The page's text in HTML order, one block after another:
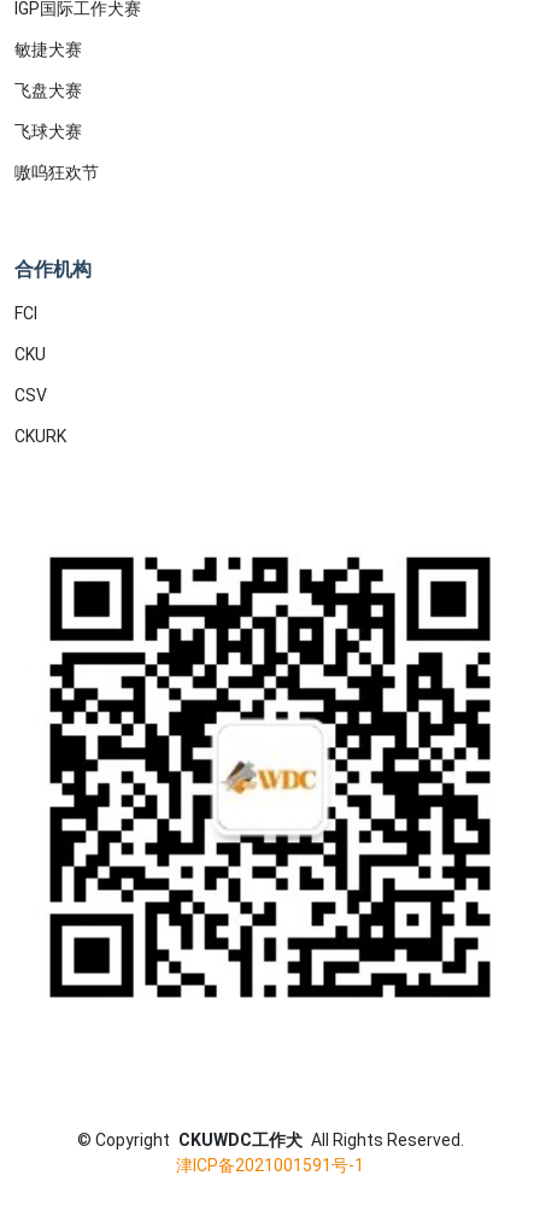
IGP国际工作犬赛
敏捷犬赛
飞盘犬赛
飞球犬赛
嗷呜狂欢节
合作机构
FCI
CKU
CSV
CKURK
© Copyright CKUWDC工作犬 All Rights Reserved.
津ICP备2021001591号-1